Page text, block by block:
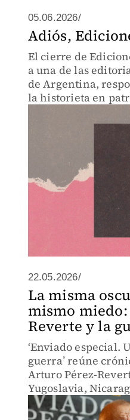
05.06.2026/
Adiós,
El cierre de
a una de las
de Argentina,
la historieta en
22.05.2026/
La misma
mismo
Reverte y la
‘Enviado especial.
guerra’ reúne
Arturo Pérez-
Yugoslavia,
corresponsal
mirada marcada